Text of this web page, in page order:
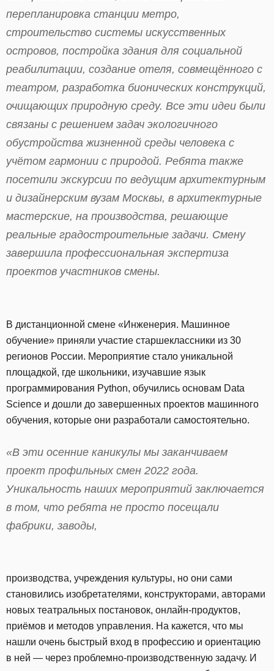
перепланировка станции метро,
строительство системы искусственных
островов, постройка здания для социальной
реабилитации, создание отеля, совмещённого с
театром, разработка бионических конструкций,
очищающих природную среду. Все эти идеи были
связаны с решением задач экологичного
обустройства жизненной среды человека с
учётом гармонии с природой. Ребята также
посетили экскурсии по ведущим архитектурным
и дизайнерским вузам Москвы, в архитектурные
мастерские, на производства, решающие
реальные градостроительные задачи. Смену
завершила профессиональная экспертиза
проектов участников смены.
В дистанционной смене «Инженерия. Машинное
обучение» приняли участие старшеклассники из 30
регионов России. Мероприятие стало уникальной
площадкой, где школьники, изучавшие язык
программирования Python, обучились основам Data
Science и дошли до завершенных проектов машинного
обучения, которые они разработали самостоятельно.
«В эти осенние каникулы мы заканчиваем
проект профильных смен 2022 года.
Уникальность наших мероприятий заключается
в том, что ребята не просто посещали
фабрики, заводы,
производства, учреждения культуры, но они сами
становились изобретателями, конструкторами, авторами
новых театральных постановок, онлайн-продуктов,
приёмов и методов управления. На кажется, что мы
нашли очень быстрый вход в профессию и ориентацию
в ней — через проблемно-производственную задачу. И